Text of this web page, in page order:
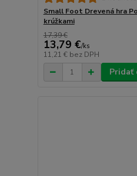
Small Foot Drevená hra
krúžkami
17,39 €
13,79 €/ks
11,21 € bez DPH
Pridať